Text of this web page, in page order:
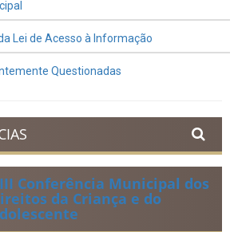
Lei de Acesso à Informação
Questionadas
Conferência Municipal dos
da Criança e do